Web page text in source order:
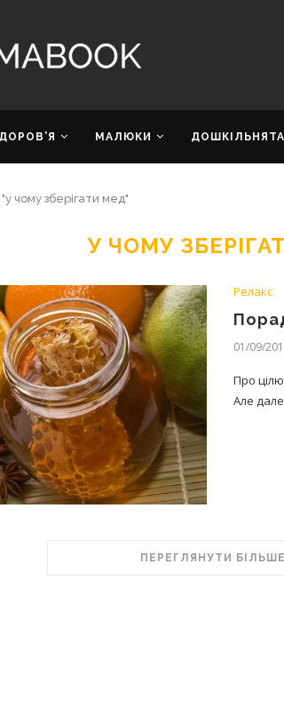
МАЛЮКИ ДОШКІЛЬНЯТА
"у чому зберігати мед"
У ЧОМУ
Релакс
01/09/
Про
Але
ПЕРЕГЛЯНУТИ БІЛЬШЕ